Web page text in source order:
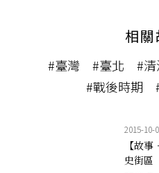
相
#臺灣 #臺北 #
#戰後時期
2015-10-
【故
史街區